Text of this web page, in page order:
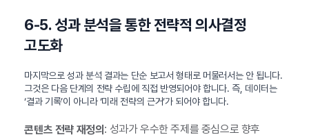
6-5. 성과 분석을 통한 전략적 의사결정
고도화
마지막으로 성과 분석 결과는 단순 보고서 형태로 머물러서는 안 됩니다.
그것은 다음 단계의 전략 수립에 직접 반영되어야 합니다. 즉, 데이터는
‘결과 기록’이 아니라 ‘미래 전략의 근거’가 되어야 합니다.
콘텐츠 전략 재정의 : 성과가 우수한 주제를 중심으로 향후